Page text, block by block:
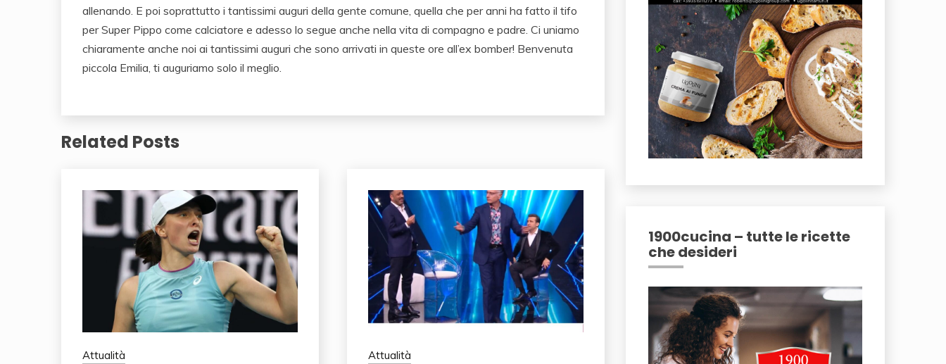
allenando. E poi soprattutto i tantissimi auguri della gente comune, quella che per anni ha fatto il tifo
per Super Pippo come calciatore e adesso lo segue anche nella vita di compagno e padre. Ci uniamo
chiaramente anche noi ai tantissimi auguri che sono arrivati in queste ore all’ex bomber! Benvenuta
piccola Emilia, ti auguriamo solo il meglio.
Related Posts
Attualità Attualità
1900cucina – tutte le ricette
che desideri